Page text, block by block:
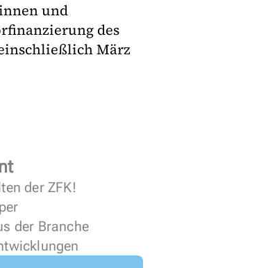
und
des
März
der ZFK!
der Branche